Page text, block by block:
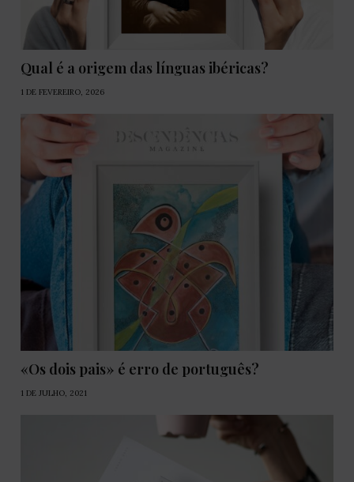
Qual é a origem das línguas ibéricas?
1 DE FEVEREIRO, 2026
«Os dois pais» é erro de português?
1 DE JULHO, 2021